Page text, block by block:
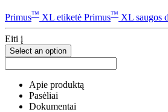
Primus™ XL etiketė Primus™ XL saugos
Eiti į
Select an option
Apie produktą
Pasėliai
Dokumentai